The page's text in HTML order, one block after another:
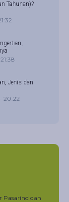
Tahunan)?
Jenis dan
20:22
Pasarind dan